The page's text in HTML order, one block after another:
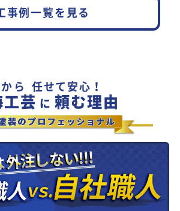
事例一覧を見る
ら 任せて安心！
工芸 に 頼む理由